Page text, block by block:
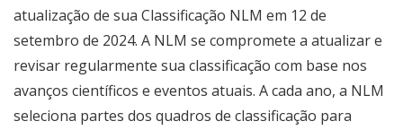
atualização de sua Classificação NLM em 12 de
setembro de 2024. A NLM se compromete a atualizar e
revisar regularmente sua classificação com base nos
avanços científicos e eventos atuais. A cada ano, a NLM
seleciona partes dos quadros de classificação para